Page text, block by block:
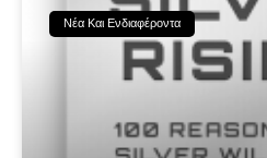
Νέα Και Ενδιαφέροντα